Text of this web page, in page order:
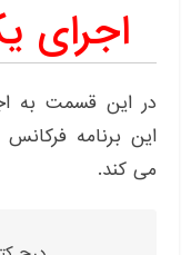
اجرای
در این قسمت به
این برنامه
می کند.